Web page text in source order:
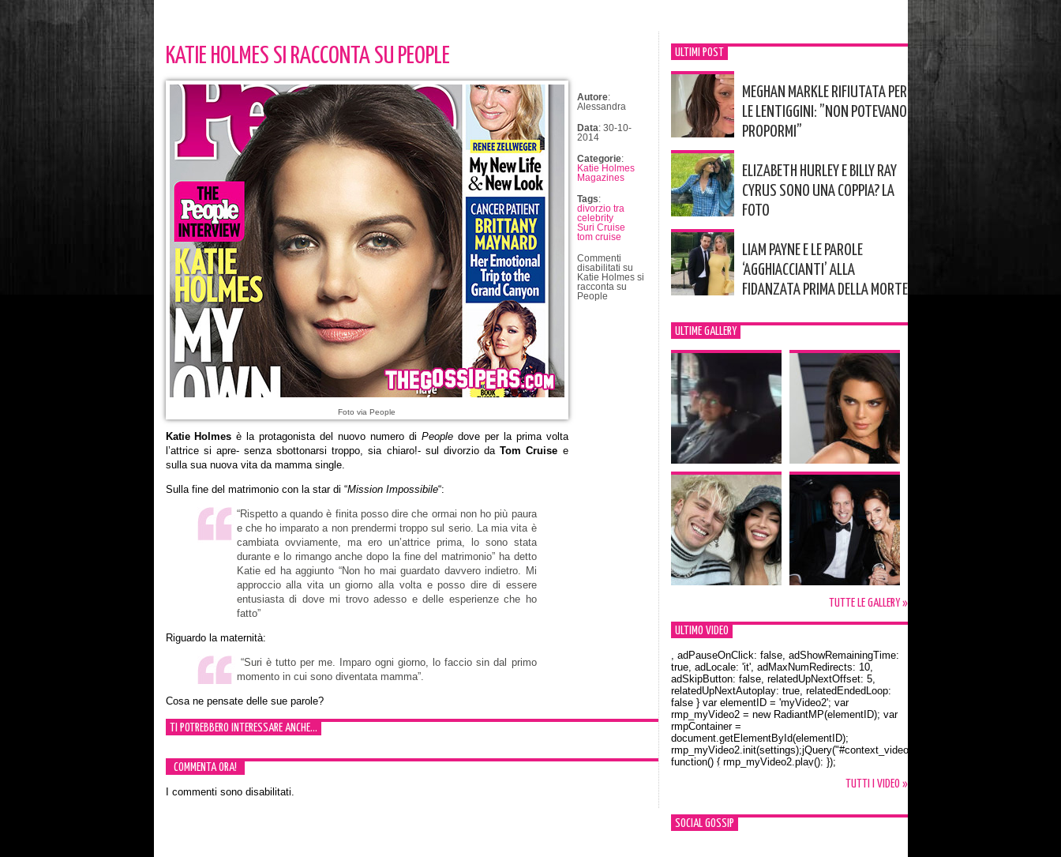
KATIE HOLMES SI RACCONTA SU PEOPLE
Foto via People
Katie Holmes è la protagonista del nuovo numero di Peopledove per la prima volta
l’attrice si apre- senza sbottonarsi troppo, sia chiaro!- sul divorzio daTom Cruise e
sulla sua nuova vita da mamma single.
Sulla fine del matrimonio con la star di “Mission Impossibile“:
“Rispetto a quando è finita posso dire che ormai non ho più paura
e che ho imparato a non prendermi troppo sul serio. La mia vita è
cambiata ovviamente, ma ero un’attrice prima, lo sono stata
durante e lo rimango anche dopo la fine del matrimonio” ha detto
Katie ed ha aggiunto “Non ho mai guardato davvero indietro. Mi
approccio alla vita un giorno alla volta e posso dire di essere
entusiasta di dove mi trovo adesso e delle esperienze che ho
fatto”
Riguardo la maternità:
“Suri è tutto per me. Imparo ogni giorno, lo faccio sin dal primo
momento in cui sono diventata mamma”.
Cosa ne pensate delle sue parole?
Autore:
Alessandra
Data: 30-10-
2014
Categorie:
Katie Holmes
Magazines
Tags:
divorzio tra
celebrity
Suri Cruise
tom cruise
Commenti
disabilitati su
Katie Holmes si
racconta su
People
TI POTREBBERO INTERESSARE ANCHE...
COMMENTA ORA!
I commenti sono disabilitati.
ULTIMI POST
MEGHAN MARKLE RIFIUTATA PER
LE LENTIGGINI: ”NON POTEVANO
PROPORMI”
ELIZABETH HURLEY E BILLY RAY
CYRUS SONO UNA COPPIA? LA
FOTO
LIAM PAYNE E LE PAROLE
‘AGGHIACCIANTI’ ALLA
FIDANZATA PRIMA DELLA MORTE
ULTIME GALLERY
TUTTE LE GALLERY »
ULTIMO VIDEO
Orlando Bloom e la t-shirt dedicata a Flynn
, adPauseOnClick: false, adShowRemainingTime:
true, adLocale: 'it', adMaxNumRedirects: 10,
adSkipButton: false, relatedUpNextOffset: 5,
relatedUpNextAutoplay: true, relatedEndedLoop:
false } var elementID = 'myVideo2'; var
rmp_myVideo2 = new RadiantMP(elementID); var
rmpContainer =
document.getElementById(elementID);
rmp_myVideo2.init(settings);jQuery("#context_video2").one("mouseover",
function() { rmp_myVideo2.play(); });
TUTTI I VIDEO »
SOCIAL GOSSIP